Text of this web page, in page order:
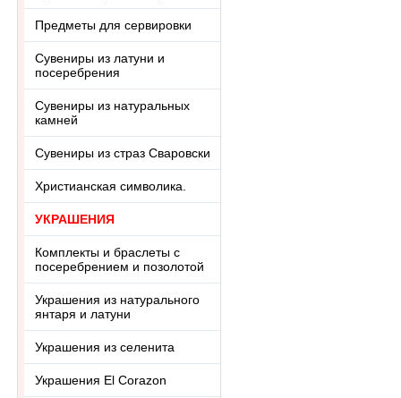
Предметы для сервировки
Сувениры из латуни и
посеребрения
Сувениры из натуральных
камней
Сувениры из страз Сваровски
Христианская символика.
УКРАШЕНИЯ
Комплекты и браслеты с
посеребрением и позолотой
Украшения из натурального
янтаря и латуни
Украшения из селенита
Украшения El Corazon